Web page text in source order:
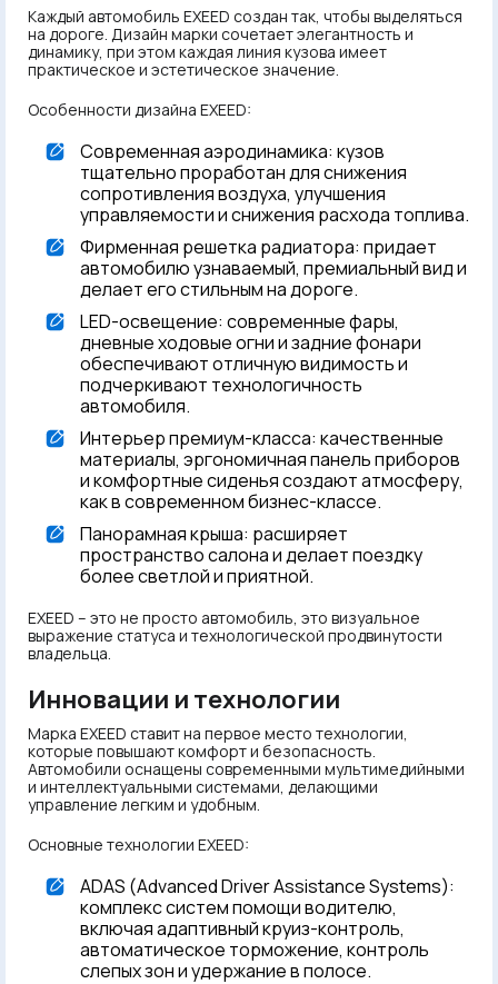
Каждый автомобиль EXEED создан так, чтобы выделяться
на дороге. Дизайн марки сочетает элегантность и
динамику, при этом каждая линия кузова имеет
практическое и эстетическое значение.
Особенности дизайна EXEED:
Современная аэродинамика: кузов
тщательно проработан для снижения
сопротивления воздуха, улучшения
управляемости и снижения расхода топлива.
Фирменная решетка радиатора: придает
автомобилю узнаваемый, премиальный вид и
делает его стильным на дороге.
LED-освещение: современные фары,
дневные ходовые огни и задние фонари
обеспечивают отличную видимость и
подчеркивают технологичность
автомобиля.
Интерьер премиум-класса: качественные
материалы, эргономичная панель приборов
и комфортные сиденья создают атмосферу,
как в современном бизнес-классе.
Панорамная крыша: расширяет
пространство салона и делает поездку
более светлой и приятной.
EXEED – это не просто автомобиль, это визуальное
выражение статуса и технологической продвинутости
владельца.
Инновации и технологии
Марка EXEED ставит на первое место технологии,
которые повышают комфорт и безопасность.
Автомобили оснащены современными мультимедийными
и интеллектуальными системами, делающими
управление легким и удобным.
Основные технологии EXEED:
ADAS (Advanced Driver Assistance Systems):
комплекс систем помощи водителю,
включая адаптивный круиз-контроль,
автоматическое торможение, контроль
слепых зон и удержание в полосе.